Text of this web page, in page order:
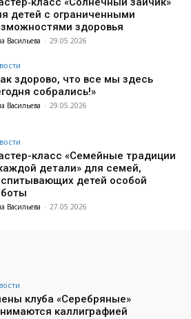
детей с ограниченными
здоровья
Васильева - 29.05.2026
здорово, что все мы здесь
собрались!»
Васильева - 29.05.2026
класс «Семейные традиции
детали» для семей,
детей особой
Васильева - 27.05.2026
клуба «Серебряные»
каллиграфией